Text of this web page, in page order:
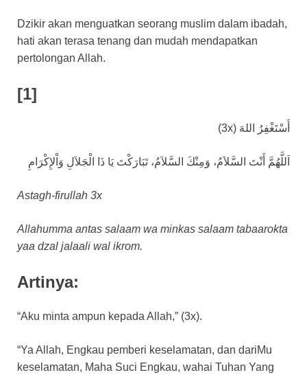
Dzikir akan menguatkan seorang muslim dalam ibadah,
hati akan terasa tenang dan mudah mendapatkan
pertolongan Allah.
[1]
أَسْتَغْفِرُ اللهَ (3x)
اَللَّهُمَّ أَنْتَ السَّلاَمُ، وَمِنْكَ السَّلاَمُ، تَبَارَكْتَ يَا ذَا الْجَلاَلِ وَاْلإِكْرَامِ
Astagh-firullah 3x
Allahumma antas salaam wa minkas salaam tabaarokta
yaa dzal jalaali wal ikrom.
Artinya:
“Aku minta ampun kepada Allah,” (3x).
“Ya Allah, Engkau pemberi keselamatan, dan dariMu
keselamatan, Maha Suci Engkau, wahai Tuhan Yang